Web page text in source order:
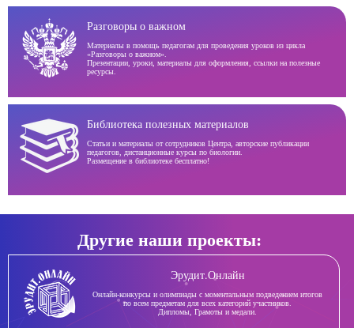
Разговоры о важном
Материалы в помощь педагогам для проведения уроков из цикла
«Разговоры о важном».
Презентации, уроки, материалы для оформления, ссылки на полезные
ресурсы.
Библиотека полезных материалов
Статьи и материалы от сотрудников Центра, авторские публикации
педагогов, дистанционные курсы по биологии.
Размещение в библиотеке бесплатно!
Другие наши проекты:
Эрудит.Онлайн
Онлайн-конкурсы и олимпиады с моментальным подведением итогов
по всем предметам для всех категорий участников.
Дипломы, Грамоты и медали.